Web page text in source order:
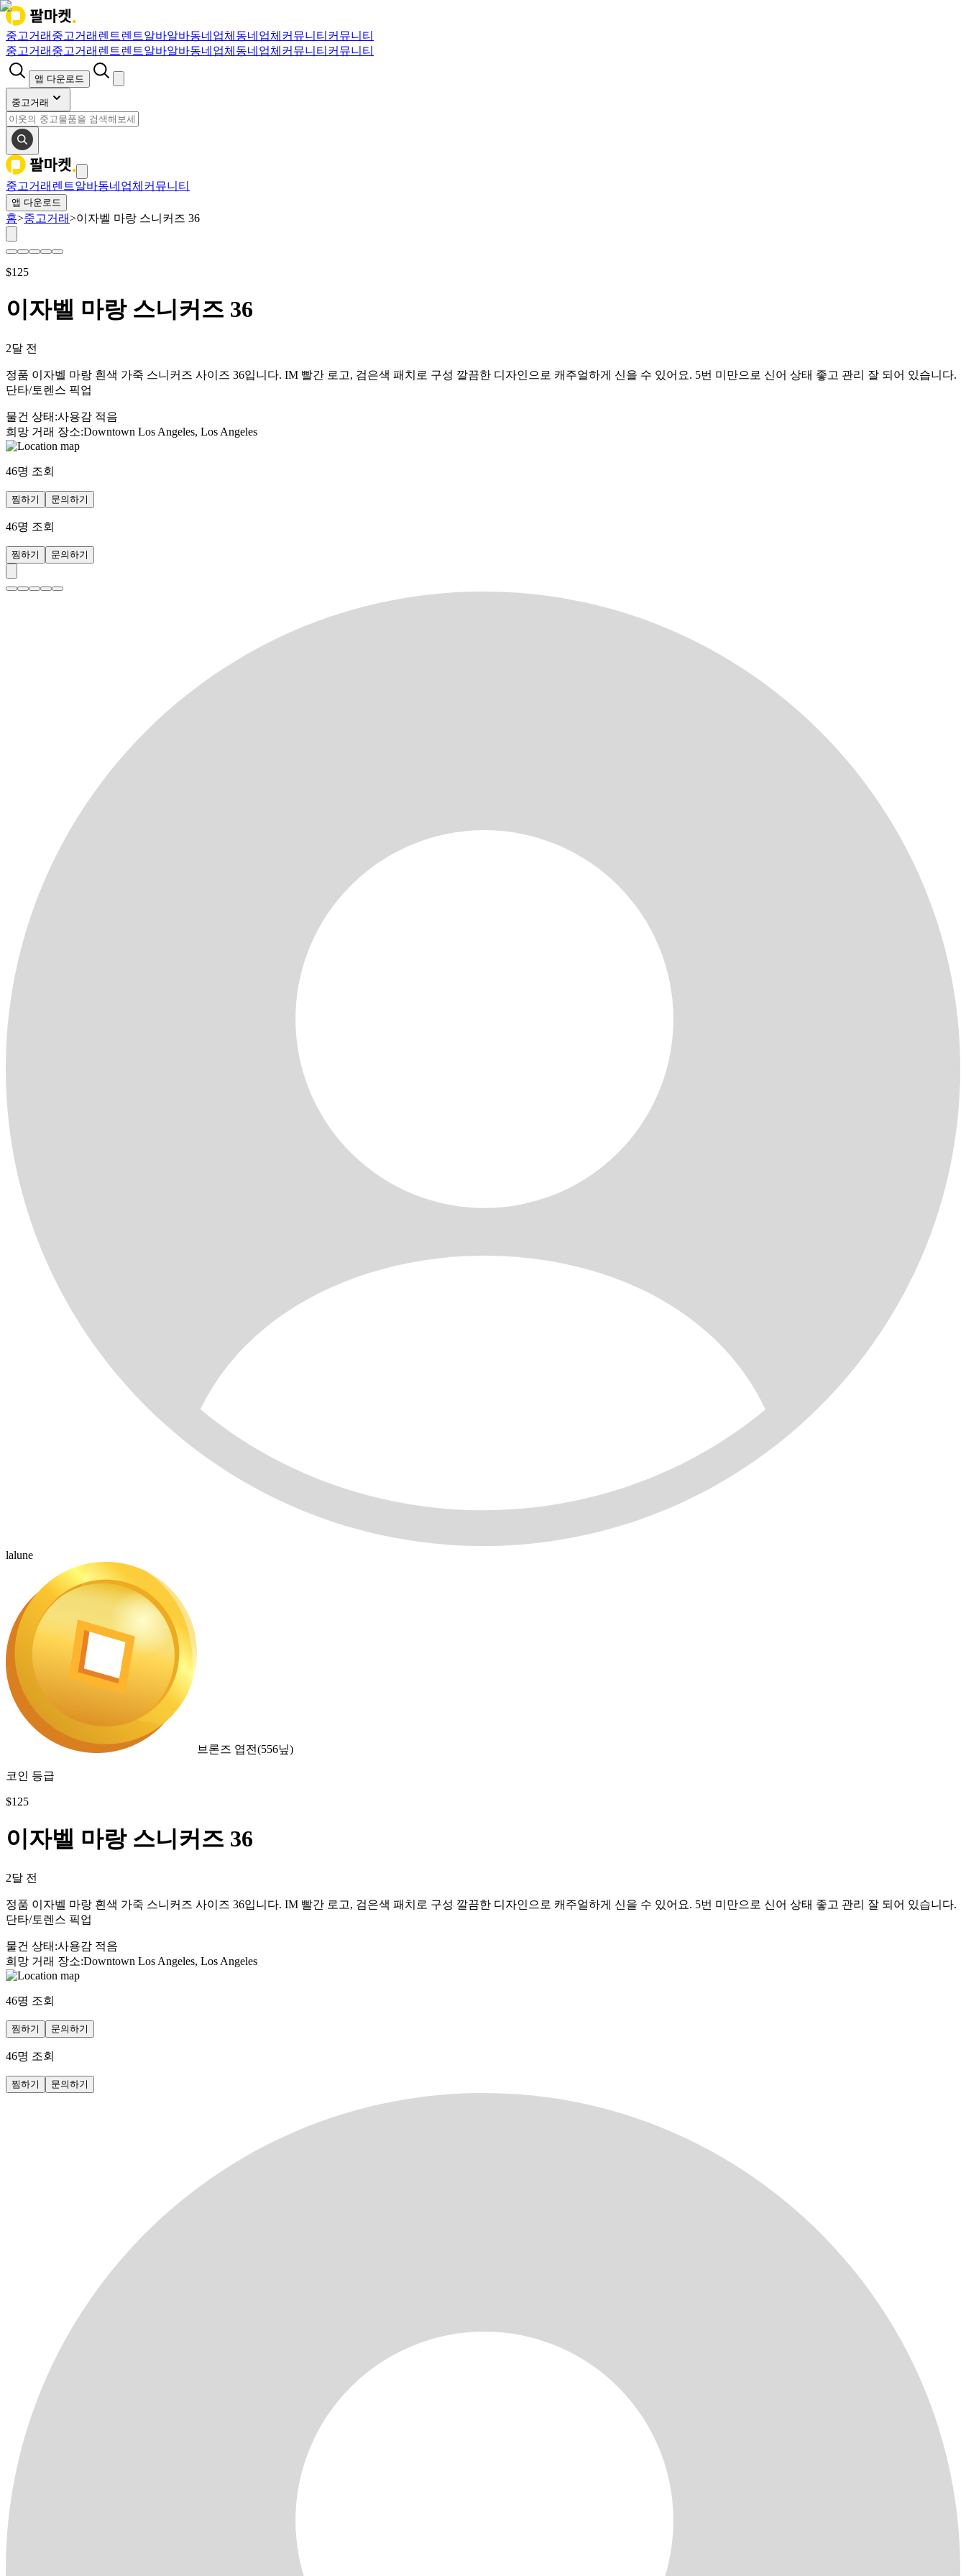
중고거래 중고거래 렌트렌트알바알바동네업체 동네업체 커뮤니티 커뮤니티
중고거래 중고거래 렌트렌트알바알바동네업체 동네업체 커뮤니티 커뮤니티
앱 다운로드
중고거래
중고거래 렌트알바동네업체 커뮤니티
앱 다운로드
홈>중고거래>이자벨 마랑 스니커즈 36
$125
이자벨 마랑 스니커즈 36
2달 전
정품 이자벨 마랑 흰색 가죽 스니커즈 사이즈 36입니다. IM 빨간 로고, 검은색 패치로 구성 깔끔한 디자인으로 캐주얼하게 신을 수 있어요. 5번 미만으로 신어 상태 좋고 관리 잘 되어 있습니다.
단타/토렌스 픽업
물건 상태 :사용감 적음
희망 거래 장소:Downtown Los Angeles, Los Angeles
46명 조회
찜하기 문의하기
46명 조회
찜하기 문의하기
lalune
브론즈 엽전(556닢)
코인 등급
$125
이자벨 마랑 스니커즈 36
2달 전
정품 이자벨 마랑 흰색 가죽 스니커즈 사이즈 36입니다. IM 빨간 로고, 검은색 패치로 구성 깔끔한 디자인으로 캐주얼하게 신을 수 있어요. 5번 미만으로 신어 상태 좋고 관리 잘 되어 있습니다.
단타/토렌스 픽업
물건 상태 :사용감 적음
희망 거래 장소:Downtown Los Angeles, Los Angeles
46명 조회
찜하기 문의하기
46명 조회
찜하기 문의하기